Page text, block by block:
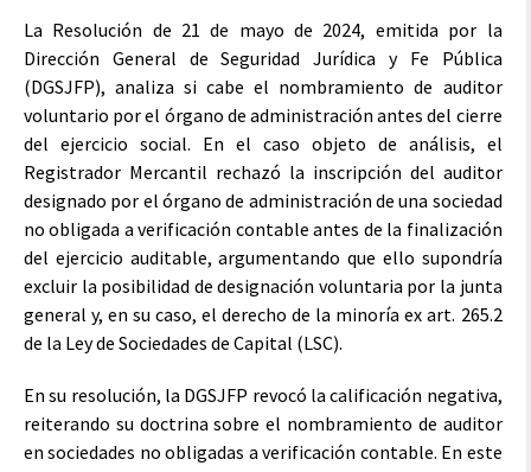
La Resolución de 21 de mayo de 2024, emitida por la
Dirección General de Seguridad Jurídica y Fe Pública
(DGSJFP), analiza si cabe el nombramiento de auditor
voluntario por el órgano de administración antes del cierre
del ejercicio social. En el caso objeto de análisis, el
Registrador Mercantil rechazó la inscripción del auditor
designado por el órgano de administración de una sociedad
no obligada a verificación contable antes de la finalización
del ejercicio auditable, argumentando que ello supondría
excluir la posibilidad de designación voluntaria por la junta
general y, en su caso, el derecho de la minoría ex art. 265.2
de la Ley de Sociedades de Capital (LSC).
En su resolución, la DGSJFP revocó la calificación negativa,
reiterando su doctrina sobre el nombramiento de auditor
en sociedades no obligadas a verificación contable. En este